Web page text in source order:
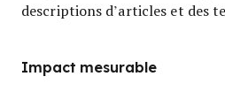
descriptions d’articles et des
Impact mesurable